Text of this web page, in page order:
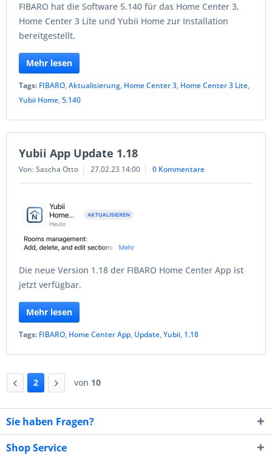
FIBARO hat die Software 5.140 für das Home Center 3,
Home Center 3 Lite und Yubii Home zur Installation
bereitgestellt.
Mehr lesen
Tags: FIBARO,Aktualisierung, Home Center 3, Home Center 3 Lite,
Yubii Home,5.140
Yubii App Update 1.18
Von: Sascha Otto 27.02.23 14:00 0 Kommentare
Die neue Version 1.18 der FIBARO Home Center App ist
jetzt verfügbar.
Mehr lesen
Tags: FIBARO, Home Center App, Update,Yubii, 1.18
2 von 10
Sie haben Fragen?
Shop Service